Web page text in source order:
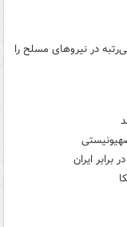
در نیروهای مسلح را
ایران